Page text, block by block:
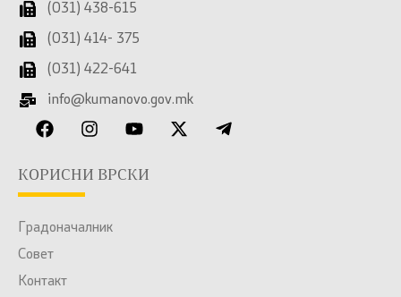
(031) 438-615
(031) 414- 375
(031) 422-641
info@kumanovo.gov.mk
КОРИСНИ ВРСКИ
Градоначалник
Совет
Контакт